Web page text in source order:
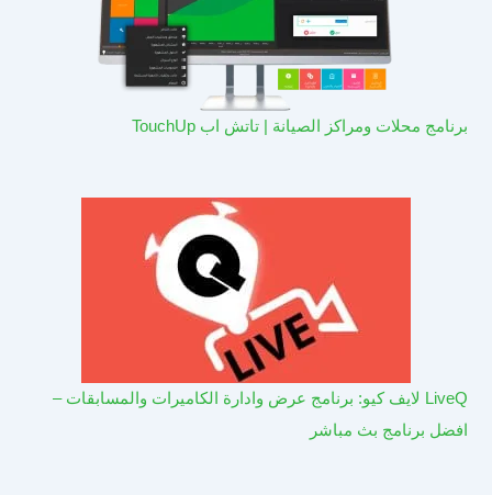
برنامج محلات ومراكز الصيانة | تاتش اب TouchUp
LiveQ لايف كيو: برنامج عرض وادارة الكاميرات والمسابقات –
افضل برنامج بث مباشر